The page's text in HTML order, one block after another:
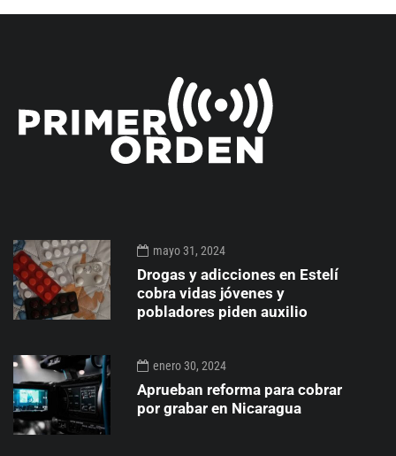
mayo 31, 2024
Drogas y adicciones en Estelí
cobra vidas jóvenes y
pobladores piden auxilio
enero 30, 2024
Aprueban reforma para cobrar
por grabar en Nicaragua